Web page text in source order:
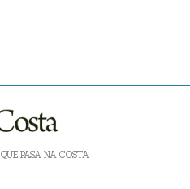
PASA NA COSTA